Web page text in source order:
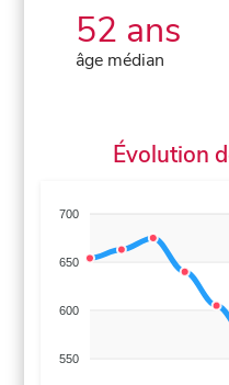
52 ans
âge médian
Évolution
700
650
600
550